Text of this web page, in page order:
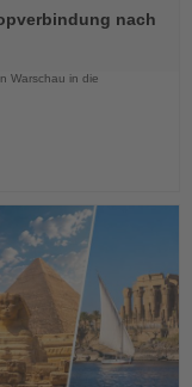
nach
Warschau in die